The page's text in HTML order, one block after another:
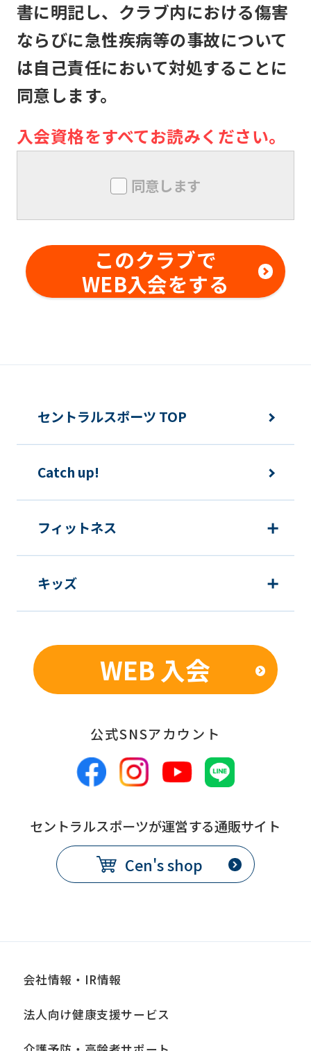
本クラブは、メンバーが本クラブの施
設利用中に生じた盗難、怪我その他の
事故について、本クラブの責に帰すべ
き事由がない限り、責任は負いませ
トラブルについても同様とします。
メンバーは、本クラブにおいて、技量
ブの事前の書面による承諾なしに、対
価を得て他の利用者に対する指導行為
を行ってはならないものとします。メ
メンバーは、住所または連絡先等に変更
各種届出制度について
提
限
効
翌月1日から
別途、休会費をクラブで定め
る
出
各月10日
日
翌月1日から
考
別途、手数料が必要
書に明記し、クラブ内における傷害
ならびに急性疾病等の事故について
は自己責任において対処することに
同意します。
入会資格をすべてお読みください。
同意します
このクラブで
WEB入会をする
セントラルスポーツ TOP
Catch up!
フィットネス
キッズ
WEB 入会
公式SNSアカウント
セントラルスポーツが運営する通販サイト
Cen's shop
会社情報・IR情報
法人向け健康支援サービス